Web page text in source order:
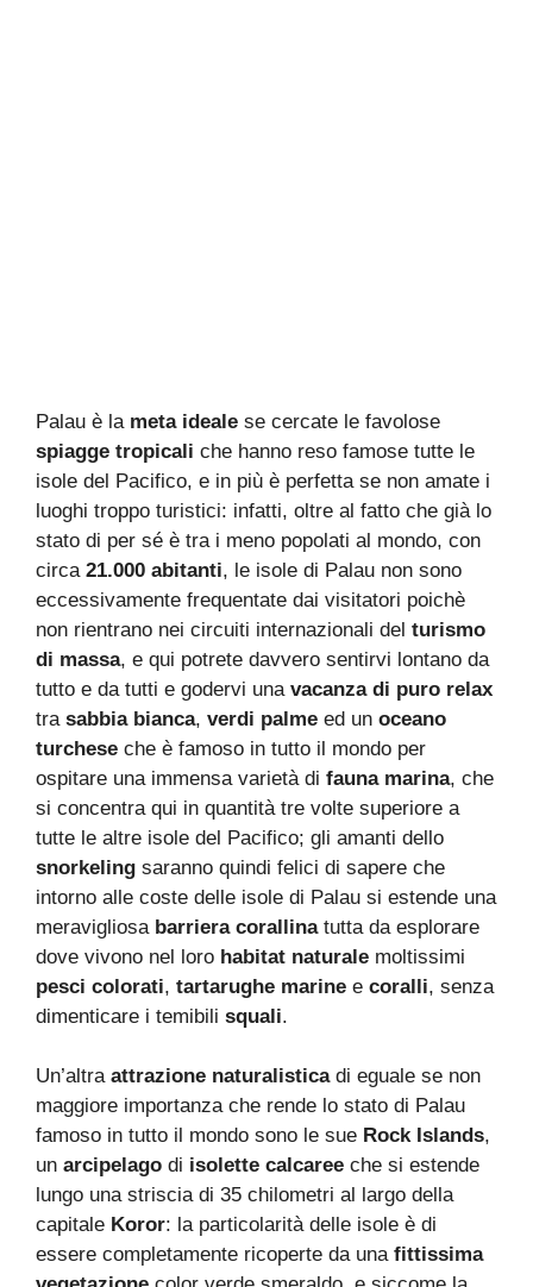
Palau è la meta ideale se cercate le favolose
spiagge tropicali che hanno reso famose tutte le
isole del Pacifico, e in più è perfetta se non amate i
luoghi troppo turistici: infatti, oltre al fatto che già lo
stato di per sé è tra i meno popolati al mondo, con
circa 21.000 abitanti, le isole di Palau non sono
eccessivamente frequentate dai visitatori poichè
non rientrano nei circuiti internazionali del turismo
di massa, e qui potrete davvero sentirvi lontano da
tutto e da tutti e godervi una vacanza di puro relax
tra sabbia bianca, verdi palme ed un oceano
turchese che è famoso in tutto il mondo per
ospitare una immensa varietà di fauna marina, che
si concentra qui in quantità tre volte superiore a
tutte le altre isole del Pacifico; gli amanti dello
snorkeling saranno quindi felici di sapere che
intorno alle coste delle isole di Palau si estende una
meravigliosa barriera corallinatutta da esplorare
dove vivono nel loro habitat naturale moltissimi
pesci colorati, tartarughe marine e coralli, senza
dimenticare i temibili squali.
Un’altra attrazione naturalisticadi eguale se non
maggiore importanza che rende lo stato di Palau
famoso in tutto il mondo sono le sue Rock Islands,
un arcipelago di isolette calcaree che si estende
lungo una striscia di 35 chilometri al largo della
capitale Koror: la particolarità delle isole è di
essere completamente ricoperte da una fittissima